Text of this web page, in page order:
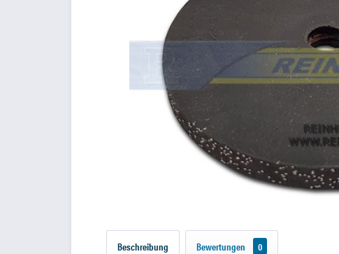
Beschreibung Bewertungen 0